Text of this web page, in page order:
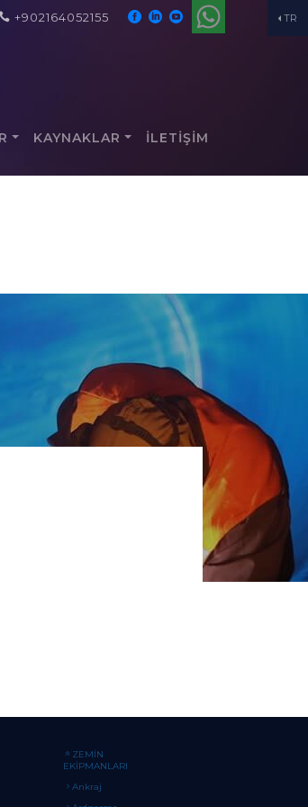
TR
+902164052155
KAYNAKLAR İLETİŞİM
ZEMİN
EKİPMANLARI
Ankraj